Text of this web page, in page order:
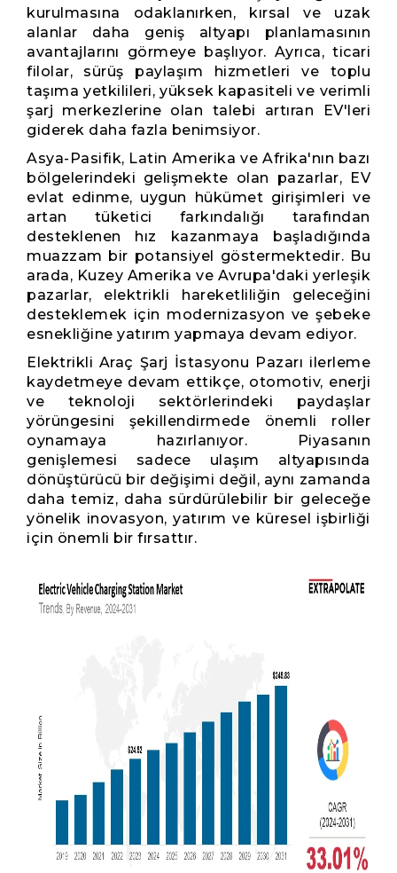
kurulmasına odaklanırken, kırsal ve uzak
alanlar daha geniş altyapı planlamasının
avantajlarını görmeye başlıyor. Ayrıca, ticari
filolar, sürüş paylaşım hizmetleri ve toplu
taşıma yetkilileri, yüksek kapasiteli ve verimli
şarj merkezlerine olan talebi artıran EV'leri
giderek daha fazla benimsiyor.
Asya-Pasifik, Latin Amerika ve Afrika'nın bazı
bölgelerindeki gelişmekte olan pazarlar, EV
evlat edinme, uygun hükümet girişimleri ve
artan tüketici farkındalığı tarafından
desteklenen hız kazanmaya başladığında
muazzam bir potansiyel göstermektedir. Bu
arada, Kuzey Amerika ve Avrupa'daki yerleşik
pazarlar, elektrikli hareketliliğin geleceğini
desteklemek için modernizasyon ve şebeke
esnekliğine yatırım yapmaya devam ediyor.
Elektrikli Araç Şarj İstasyonu Pazarı ilerleme
kaydetmeye devam ettikçe, otomotiv, enerji
ve teknoloji sektörlerindeki paydaşlar
yörüngesini şekillendirmede önemli roller
oynamaya hazırlanıyor. Piyasanın
genişlemesi sadece ulaşım altyapısında
dönüştürücü bir değişimi değil, aynı zamanda
daha temiz, daha sürdürülebilir bir geleceğe
yönelik inovasyon, yatırım ve küresel işbirliği
için önemli bir fırsattır.